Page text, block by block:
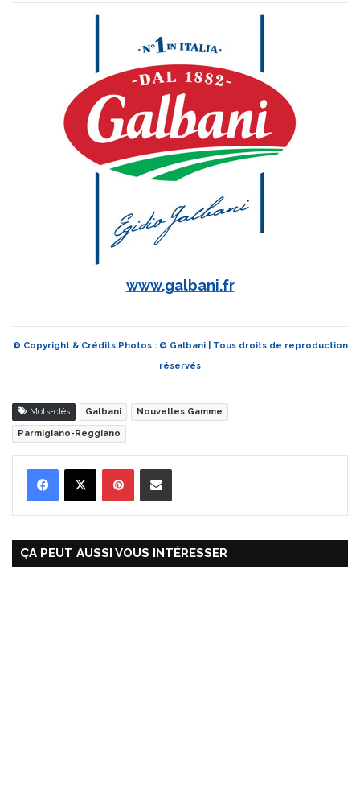
www.galbani.fr
© Copyright & Crédits Photos : © Galbani | Tous droits de reproduction
réservés
Mots-clés Galbani Nouvelles Gamme
Parmigiano-Reggiano
ÇA PEUT AUSSI VOUS INTÉRESSER